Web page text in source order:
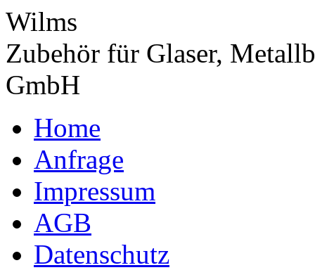
Wilms
Zubehör für Glaser,
GmbH
Home
Anfrage
Impressum
AGB
Datenschutz